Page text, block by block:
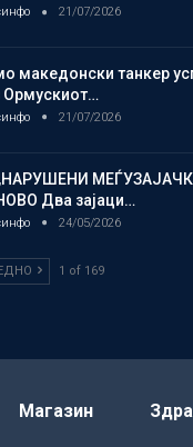
21/07/2026
македонски танкер
Ормускиот…
21/07/2026
Два зајаци…
24/05/2026
1 of 169
Магазин